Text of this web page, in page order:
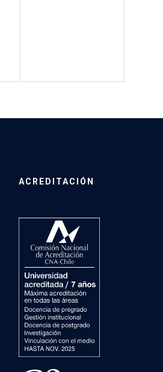
ACREDITACIÓN